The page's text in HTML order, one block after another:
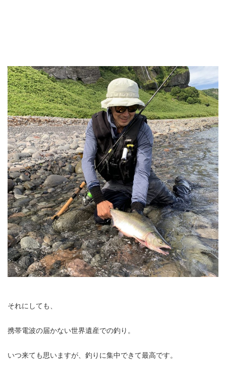
それにしても、
携帯電波の届かない世界遺産での釣り。
いつ来ても思いますが、釣りに集中できて最高です。